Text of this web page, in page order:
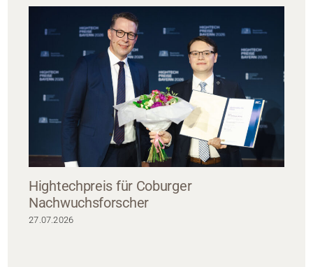
Hightechpreis für Coburger
Nachwuchsforscher
27.07.2026